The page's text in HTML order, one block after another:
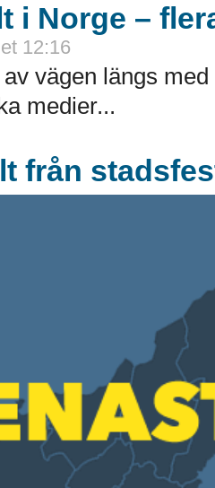
i Norge –
12:16
vägen längs
medier...
från